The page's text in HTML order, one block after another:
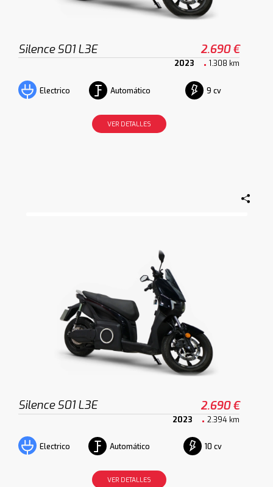
Silence S01 L3E 2.690 €
2023 1.308 km
Electrico Automático 9 cv
VER DETALLES
Silence S01 L3E 2.690 €
2023 2.394 km
Electrico Automático 10 cv
VER DETALLES